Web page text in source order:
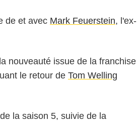
de et avec Mark Feuerstein, l'ex-
nouveauté issue de la franchise
le retour de Tom Welling
la saison 5, suivie de la